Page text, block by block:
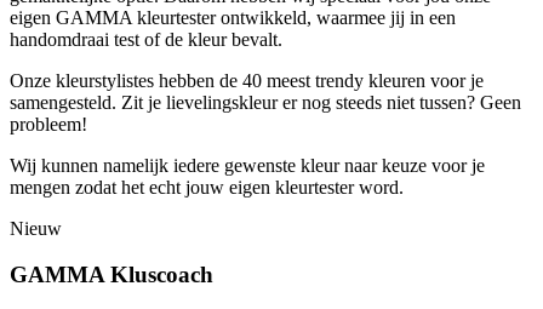
eigen GAMMA kleurtester ontwikkeld, waarmee jij in een
handomdraai test of de kleur bevalt.
Onze kleurstylistes hebben de 40 meest trendy kleuren voor je
samengesteld. Zit je lievelingskleur er nog steeds niet tussen? Geen
probleem!
Wij kunnen namelijk iedere gewenste kleur naar keuze voor je
mengen zodat het echt jouw eigen kleurtester word.
Nieuw
GAMMA Kluscoach